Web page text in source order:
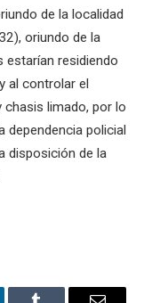
de la localidad
oriundo de la
estarían residiendo
al controlar el
limado, por lo
dependencia policial
disposición de la